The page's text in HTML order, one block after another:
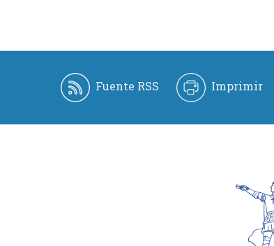
Fuente RSS Imprimir